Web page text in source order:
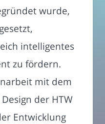
wurde,
intelligentes
zu fördern.
mit dem
der HTW
Entwicklung